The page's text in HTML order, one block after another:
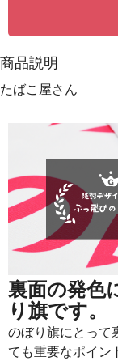
18
22
24
25
26
27
商品説明
たばこ屋さん
裏面の発色
り旗です。
のぼり旗にとって
ても重要なポイン